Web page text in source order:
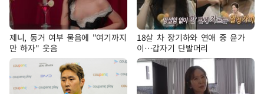
제니, 동거 여부 물음에 "여기까지
만 하자" 웃음
18살 차 장기하와 연애 중 윤가
이…갑자기 단발머리